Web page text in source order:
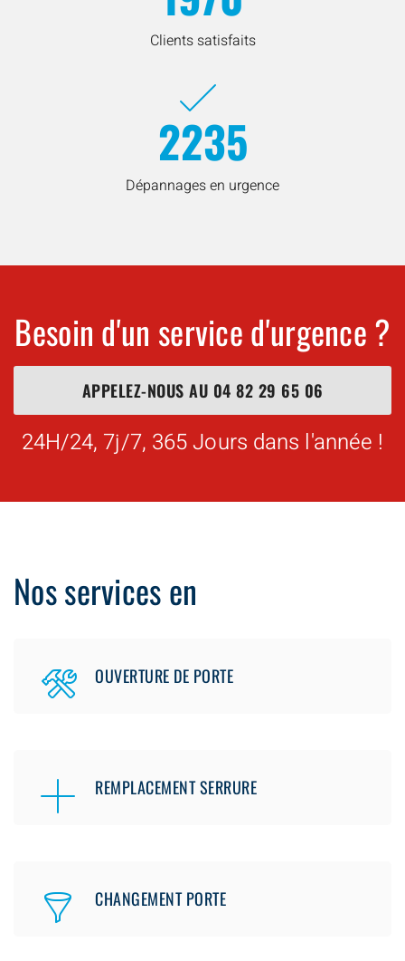
Clients satisfaits
2235
Dépannages en urgence
Besoin d'un service d'urgence ?
APPELEZ-NOUS AU 04 82 29 65 06
24H/24, 7j/7, 365 Jours dans l'année !
Nos services en
OUVERTURE DE PORTE
REMPLACEMENT SERRURE
CHANGEMENT PORTE